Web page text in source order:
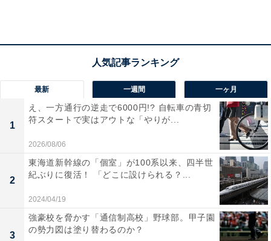
梅酒を作ったことがある人は全体の24.4％という状況に
なっています。およそ4人に1人程度が作ったことがある
ということになります。
最新 一週間 一ヶ月
1
え、一方通行の逆走で6000円!? 自転車の青切
符スタートで実はアウトな「やりが...
2026/08/06
2
東海道新幹線の「個室」が100系以来、四半世
紀ぶりに復活！ 「どこに設けられる？...
2024/04/19
3
強豪校を脅かす「通信制高校」野球部。甲子園
の勢力図は塗り替わるのか？